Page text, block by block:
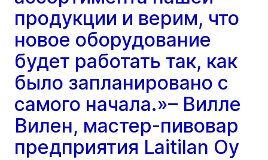
продукции и верим, что
новое оборудование
будет работать так, как
было запланировано с
самого начала.»– Вилле
Вилен, мастер-пивовар
предприятия Laitilan Oy